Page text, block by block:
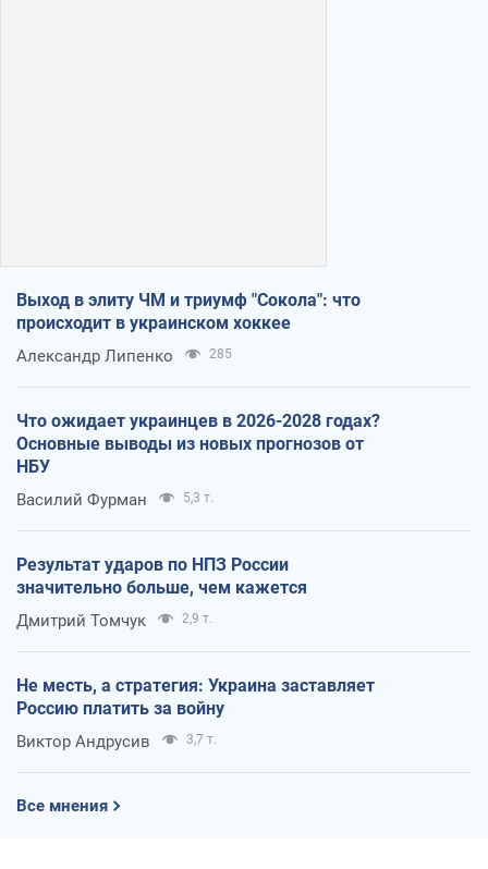
Выход в элиту ЧМ и триумф "Сокола": что
происходит в украинском хоккее
Александр Липенко 285
Что ожидает украинцев в 2026-2028 годах?
Основные выводы из новых прогнозов от
НБУ
Василий Фурман 5,3 т.
Результат ударов по НПЗ России
значительно больше, чем кажется
Дмитрий Томчук 2,9 т.
Не месть, а стратегия: Украина заставляет
Россию платить за войну
Виктор Андрусив 3,7 т.
Все мнения